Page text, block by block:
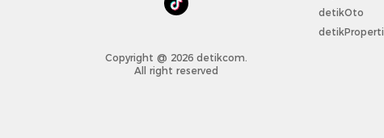
Copyright @ 2026 detikcom.
All right reserved
detikOto
detikProperti